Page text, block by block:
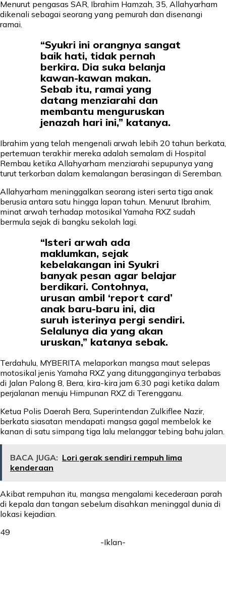
Menurut pengasas SAR, Ibrahim Hamzah, 35, Allahyarham
dikenali sebagai seorang yang pemurah dan disenangi
ramai.
“Syukri ini orangnya sangat
baik hati, tidak pernah
berkira. Dia suka belanja
kawan-kawan makan.
Sebab itu, ramai yang
datang menziarahi dan
membantu menguruskan
jenazah hari ini,” katanya.
Ibrahim yang telah mengenali arwah lebih 20 tahun berkata,
pertemuan terakhir mereka adalah semalam di Hospital
Rembau ketika Allahyarham menziarahi sepupunya yang
turut terkorban dalam kemalangan berasingan di Seremban.
Allahyarham meninggalkan seorang isteri serta tiga anak
berusia antara satu hingga lapan tahun. Menurut Ibrahim,
minat arwah terhadap motosikal Yamaha RXZ sudah
bermula sejak di bangku sekolah lagi.
“Isteri arwah ada
maklumkan, sejak
kebelakangan ini Syukri
banyak pesan agar belajar
berdikari. Contohnya,
urusan ambil ‘report card’
anak baru-baru ini, dia
suruh isterinya pergi sendiri.
Selalunya dia yang akan
uruskan,” katanya sebak.
Terdahulu, MYBERITA melaporkan mangsa maut selepas
motosikal jenis Yamaha RXZ yang ditungganginya terbabas
di Jalan Palong 8, Bera, kira-kira jam 6.30 pagi ketika dalam
perjalanan menuju Himpunan RXZ di Terengganu.
Ketua Polis Daerah Bera, Superintendan Zulkiflee Nazir,
berkata siasatan mendapati mangsa gagal membelok ke
kanan di satu simpang tiga lalu melanggar tebing bahu jalan.
BACA JUGA: Lori gerak sendiri rempuh lima
kenderaan
Akibat rempuhan itu, mangsa mengalami kecederaan parah
di kepala dan tangan sebelum disahkan meninggal dunia di
lokasi kejadian.
49
-Iklan-